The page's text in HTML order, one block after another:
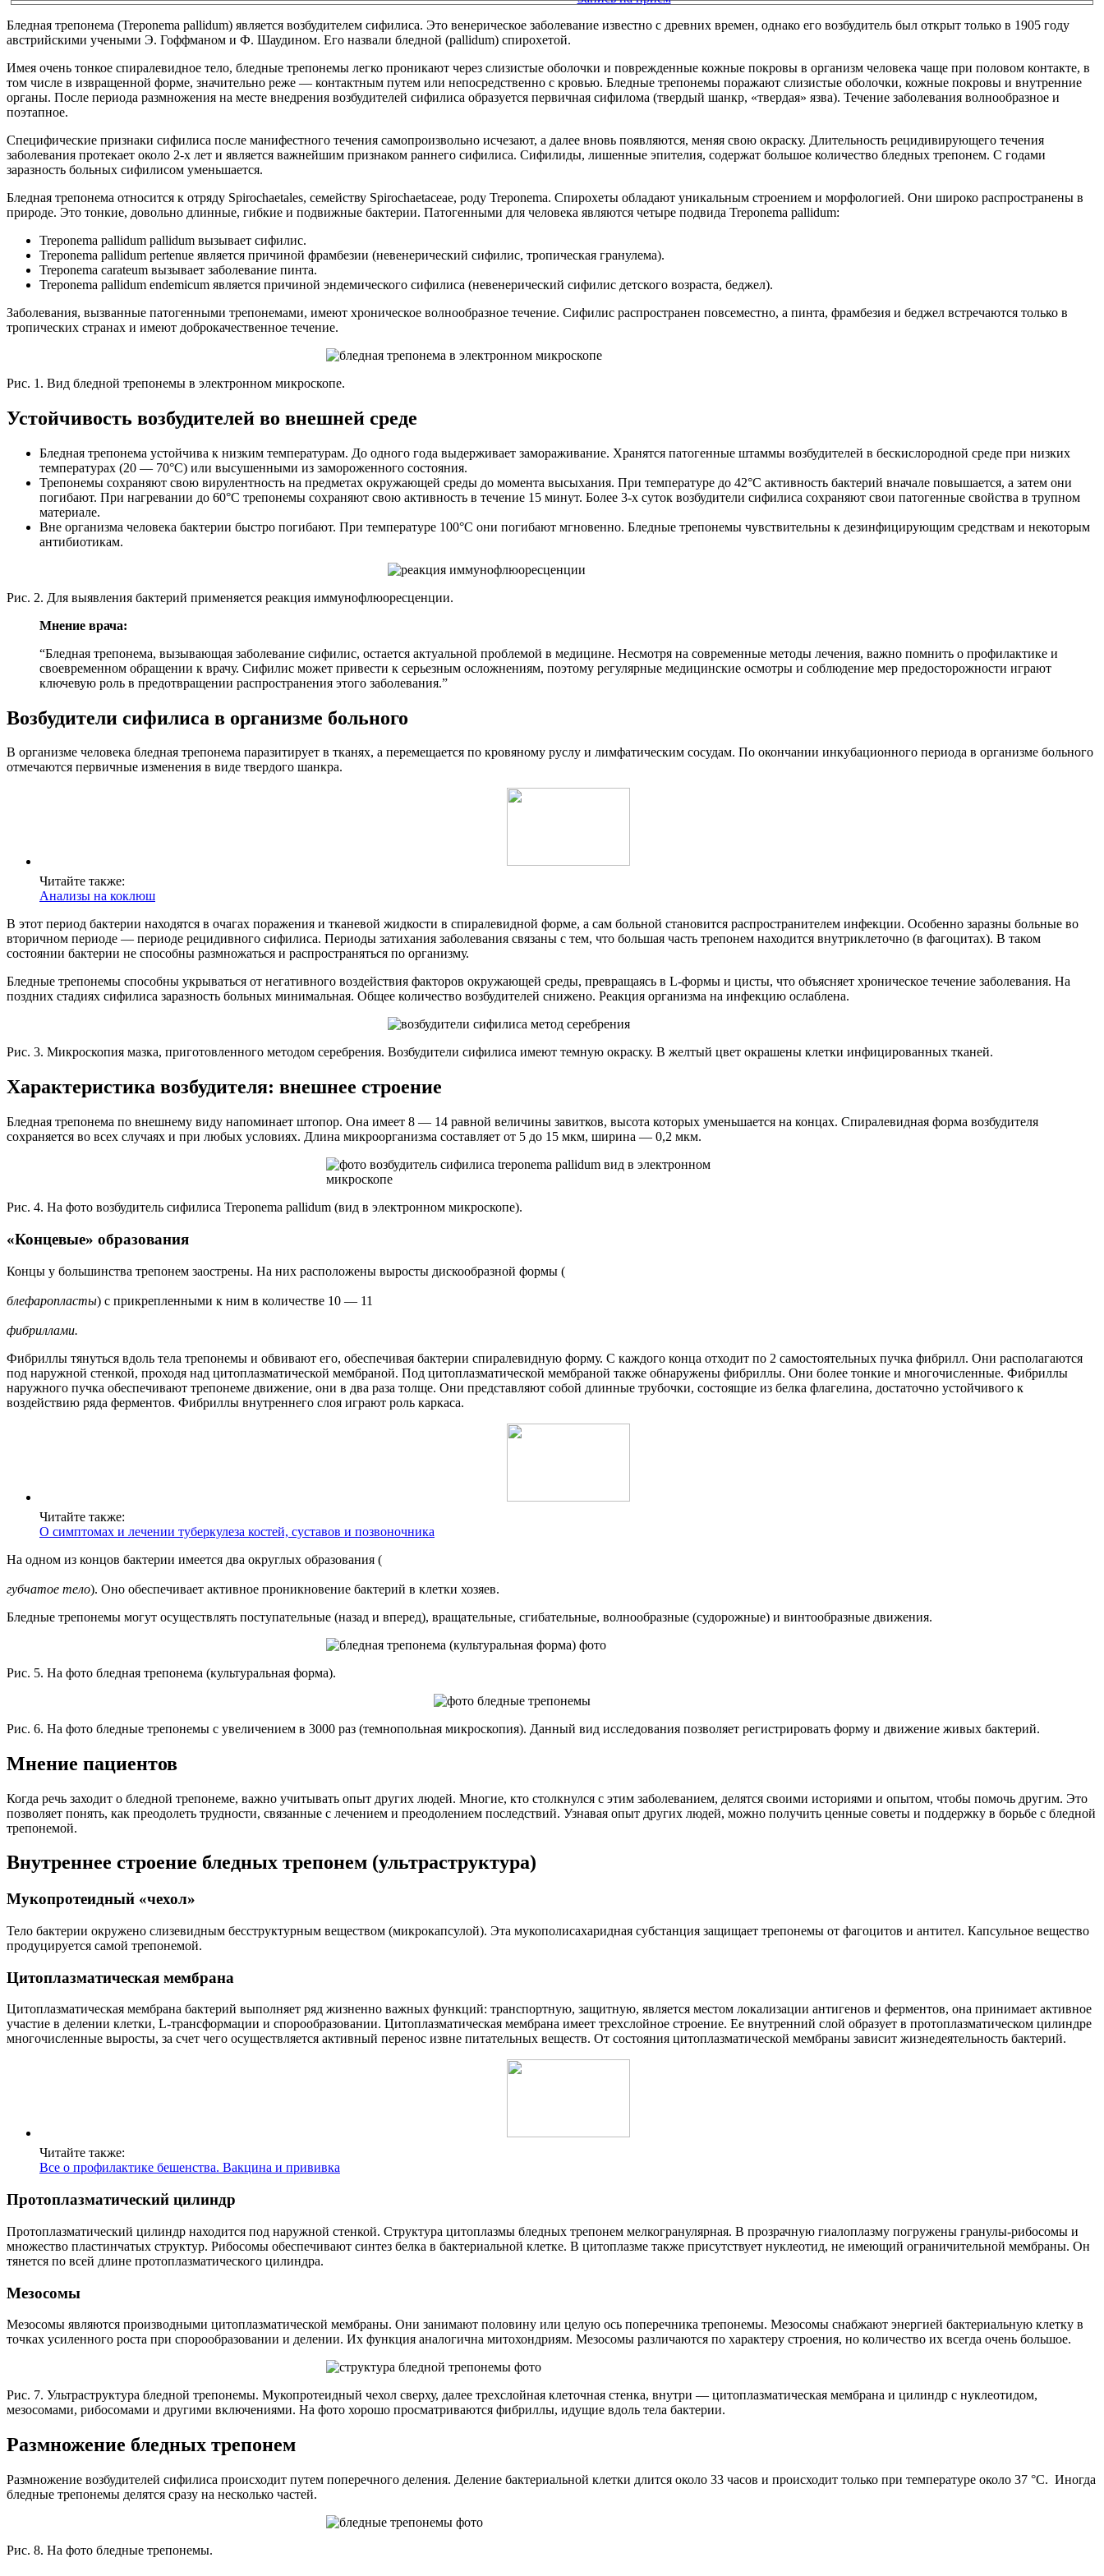
Бледная трепонема (Treponema pallidum) является возбудителем сифилиса. Это венерическое заболевание известно с древних времен, однако его возбудитель был открыт только в 1905 году
австрийскими учеными Э. Гоффманом и Ф. Шаудином. Его назвали бледной (pallidum) спирохетой.
Имея очень тонкое спиралевидное тело, бледные трепонемы легко проникают через слизистые оболочки и поврежденные кожные покровы в организм человека чаще при половом контакте, в
том числе в извращенной форме, значительно реже — контактным путем или непосредственно с кровью. Бледные трепонемы поражают слизистые оболочки, кожные покровы и внутренние
органы. После периода размножения на месте внедрения возбудителей сифилиса образуется первичная сифилома (твердый шанкр, «твердая» язва). Течение заболевания волнообразное и
поэтапное.
Специфические признаки сифилиса после манифестного течения самопроизвольно исчезают, а далее вновь появляются, меняя свою окраску. Длительность рецидивирующего течения
заболевания протекает около 2-х лет и является важнейшим признаком раннего сифилиса. Сифилиды, лишенные эпителия, содержат большое количество бледных трепонем. С годами
заразность больных сифилисом уменьшается.
Бледная трепонема относится к отряду Spirochaetales, семейству Spirochaetaceae, роду Treponema. Спирохеты обладают уникальным строением и морфологией. Они широко распространены в
природе. Это тонкие, довольно длинные, гибкие и подвижные бактерии. Патогенными для человека являются четыре подвида Treponema pallidum:
Treponema pallidum pallidum вызывает сифилис.
Treponema pallidum pertenue является причиной фрамбезии (невенерический сифилис, тропическая гранулема).
Treponema carateum вызывает заболевание пинта.
Treponema pallidum endemicum является причиной эндемического сифилиса (невенерический сифилис детского возраста, беджел).
Заболевания, вызванные патогенными трепонемами, имеют хроническое волнообразное течение. Сифилис распространен повсеместно, а пинта, фрамбезия и беджел встречаются только в
тропических странах и имеют доброкачественное течение.
Рис. 1. Вид бледной трепонемы в электронном микроскопе.
Устойчивость возбудителей во внешней среде
Бледная трепонема устойчива к низким температурам. До одного года выдерживает замораживание. Хранятся патогенные штаммы возбудителей в бескислородной среде при низких
температурах (20 — 70°С) или высушенными из замороженного состояния.
Трепонемы сохраняют свою вирулентность на предметах окружающей среды до момента высыхания. При температуре до 42°С активность бактерий вначале повышается, а затем они
погибают. При нагревании до 60°С трепонемы сохраняют свою активность в течение 15 минут. Более 3-х суток возбудители сифилиса сохраняют свои патогенные свойства в трупном
материале.
Вне организма человека бактерии быстро погибают. При температуре 100°С они погибают мгновенно. Бледные трепонемы чувствительны к дезинфицирующим средствам и некоторым
антибиотикам.
Рис. 2. Для выявления бактерий применяется реакция иммунофлюоресценции.
Мнение врача:
“Бледная трепонема, вызывающая заболевание сифилис, остается актуальной проблемой в медицине. Несмотря на современные методы лечения, важно помнить о профилактике и
своевременном обращении к врачу. Сифилис может привести к серьезным осложнениям, поэтому регулярные медицинские осмотры и соблюдение мер предосторожности играют
ключевую роль в предотвращении распространения этого заболевания.”
Возбудители сифилиса в организме больного
В организме человека бледная трепонема паразитирует в тканях, а перемещается по кровяному руслу и лимфатическим сосудам. По окончании инкубационного периода в организме больного
отмечаются первичные изменения в виде твердого шанкра.
Читайте также:
Анализы на коклюш
В этот период бактерии находятся в очагах поражения и тканевой жидкости в спиралевидной форме, а сам больной становится распространителем инфекции. Особенно заразны больные во
вторичном периоде — периоде рецидивного сифилиса. Периоды затихания заболевания связаны с тем, что большая часть трепонем находится внутриклеточно (в фагоцитах). В таком
состоянии бактерии не способны размножаться и распространяться по организму.
Бледные трепонемы способны укрываться от негативного воздействия факторов окружающей среды, превращаясь в L-формы и цисты, что объясняет хроническое течение заболевания. На
поздних стадиях сифилиса заразность больных минимальная. Общее количество возбудителей снижено. Реакция организма на инфекцию ослаблена.
Рис. 3. Микроскопия мазка, приготовленного методом серебрения. Возбудители сифилиса имеют темную окраску. В желтый цвет окрашены клетки инфицированных тканей.
Характеристика возбудителя: внешнее строение
Бледная трепонема по внешнему виду напоминает штопор. Она имеет 8 — 14 равной величины завитков, высота которых уменьшается на концах. Спиралевидная форма возбудителя
сохраняется во всех случаях и при любых условиях. Длина микроорганизма составляет от 5 до 15 мкм, ширина — 0,2 мкм.
Рис. 4. На фото возбудитель сифилиса Treponema pallidum (вид в электронном микроскопе).
«Концевые» образования
Концы у большинства трепонем заострены. На них расположены выросты дискообразной формы (
блефаропласты) с прикрепленными к ним в количестве 10 — 11
фибриллами.
Фибриллы тянуться вдоль тела трепонемы и обвивают его, обеспечивая бактерии спиралевидную форму. С каждого конца отходит по 2 самостоятельных пучка фибрилл. Они располагаются
под наружной стенкой, проходя над цитоплазматической мембраной. Под цитоплазматической мембраной также обнаружены фибриллы. Они более тонкие и многочисленные. Фибриллы
наружного пучка обеспечивают трепонеме движение, они в два раза толще. Они представляют собой длинные трубочки, состоящие из белка флагелина, достаточно устойчивого к
воздействию ряда ферментов. Фибриллы внутреннего слоя играют роль каркаса.
Читайте также:
О симптомах и лечении туберкулеза костей, суставов и позвоночника
На одном из концов бактерии имеется два округлых образования (
губчатое тело). Оно обеспечивает активное проникновение бактерий в клетки хозяев.
Бледные трепонемы могут осуществлять поступательные (назад и вперед), вращательные, сгибательные, волнообразные (судорожные) и винтообразные движения.
Рис. 5. На фото бледная трепонема (культуральная форма).
Рис. 6. На фото бледные трепонемы с увеличением в 3000 раз (темнопольная микроскопия). Данный вид исследования позволяет регистрировать форму и движение живых бактерий.
Мнение пациентов
Когда речь заходит о бледной трепонеме, важно учитывать опыт других людей. Многие, кто столкнулся с этим заболеванием, делятся своими историями и опытом, чтобы помочь другим. Это
позволяет понять, как преодолеть трудности, связанные с лечением и преодолением последствий. Узнавая опыт других людей, можно получить ценные советы и поддержку в борьбе с бледной
трепонемой.
Внутреннее строение бледных трепонем (ультраструктура)
Мукопротеидный «чехол»
Тело бактерии окружено слизевидным бесструктурным веществом (микрокапсулой). Эта мукополисахаридная субстанция защищает трепонемы от фагоцитов и антител. Капсульное вещество
продуцируется самой трепонемой.
Цитоплазматическая мембрана
Цитоплазматическая мембрана бактерий выполняет ряд жизненно важных функций: транспортную, защитную, является местом локализации антигенов и ферментов, она принимает активное
участие в делении клетки, L-трансформации и спорообразовании. Цитоплазматическая мембрана имеет трехслойное строение. Ее внутренний слой образует в протоплазматическом цилиндре
многочисленные выросты, за счет чего осуществляется активный перенос извне питательных веществ. От состояния цитоплазматической мембраны зависит жизнедеятельность бактерий.
Читайте также:
Все о профилактике бешенства. Вакцина и прививка
Протоплазматический цилиндр
Протоплазматический цилиндр находится под наружной стенкой. Структура цитоплазмы бледных трепонем мелкогранулярная. В прозрачную гиалоплазму погружены гранулы-рибосомы и
множество пластинчатых структур. Рибосомы обеспечивают синтез белка в бактериальной клетке. В цитоплазме также присутствует нуклеотид, не имеющий ограничительной мембраны. Он
тянется по всей длине протоплазматического цилиндра.
Мезосомы
Мезосомы являются производными цитоплазматической мембраны. Они занимают половину или целую ось поперечника трепонемы. Мезосомы снабжают энергией бактериальную клетку в
точках усиленного роста при спорообразовании и делении. Их функция аналогична митохондриям. Мезосомы различаются по характеру строения, но количество их всегда очень большое.
Рис. 7. Ультраструктура бледной трепонемы. Мукопротеидный чехол сверху, далее трехслойная клеточная стенка, внутри — цитоплазматическая мембрана и цилиндр с нуклеотидом,
мезосомами, рибосомами и другими включениями. На фото хорошо просматриваются фибриллы, идущие вдоль тела бактерии.
Размножение бледных трепонем
Размножение возбудителей сифилиса происходит путем поперечного деления. Деление бактериальной клетки длится около 33 часов и происходит только при температуре около 37 °C. Иногда
бледные трепонемы делятся сразу на несколько частей.
Рис. 8. На фото бледные трепонемы.